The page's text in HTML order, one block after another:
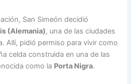
San Simeón decidió
(Alemania), una de las ciudades
Allí, pidió permiso para vivir como
celda construida en una de las
como la Porta Nigra.